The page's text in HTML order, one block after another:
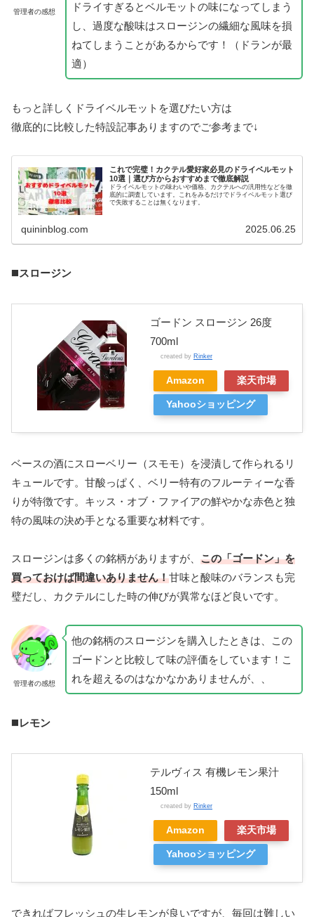
管理者の感想
ドライすぎるとベルモットの味になってしまう
し、過度な酸味はスロージンの繊細な風味を損
ねてしまうことがあるからです！（ドランが最
適）
もっと詳しくドライベルモットを選びたい方は
徹底的に比較した特設記事ありますのでご参考まで↓
これで完璧！カクテル愛好家必見のドライベルモット
10選｜選び方からおすすめまで徹底解説
ドライベルモットの味わいや価格、カクテルへの汎用性などを徹
底的に調査しています。これをみるだけでドライベルモット選び
で失敗することは無くなります。
quininblog.com 2025.06.25
◼️スロージン
ゴードン スロージン 26度
700ml
created by Rinker
Amazon 楽天市場
Yahooショッピング
ベースの酒にスローベリー（スモモ）を浸漬して作られるリ
キュールです。甘酸っぱく、ベリー特有のフルーティーな香
りが特徴です。キッス・オブ・ファイアの鮮やかな赤色と独
特の風味の決め手となる重要な材料です。
スロージンは多くの銘柄がありますが、 この「ゴードン」を
買っておけば間違いありません！甘味と酸味のバランスも完
璧だし、カクテルにした時の伸びが異常なほど良いです。
管理者の感想
他の銘柄のスロージンを購入したときは、この
ゴードンと比較して味の評価をしています！こ
れを超えるのはなかなかありませんが、、
◼️レモン
テルヴィス 有機レモン果汁
150ml
created by Rinker
Amazon 楽天市場
Yahooショッピング
できればフレッシュの生レモンが良いですが、毎回は難しい